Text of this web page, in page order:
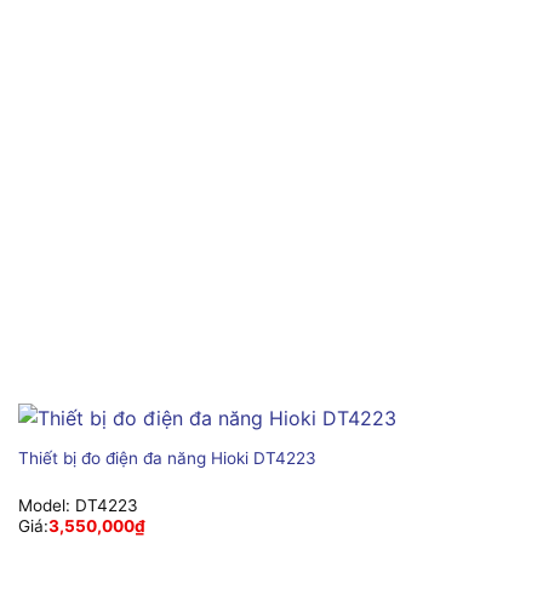
Thiết bị đo điện đa năng Hioki DT4223
Model: DT4223
Giá:3,550,000₫